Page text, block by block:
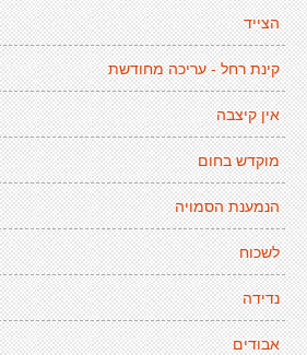
הצייד
קינת רחל - עריכה מחודשת
אין קיצבה
מוקדש בחום
הנמענת הסמויה
לשכוח
נדידה
אבודים